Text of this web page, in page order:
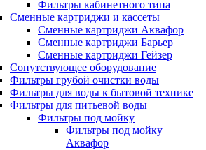
Фильтры кабинетного типа
Сменные картриджи и кассеты
Сменные картриджи Аквафор
Сменные картриджи Барьер
Сменные картриджи Гейзер
Сопутствующее оборудование
Фильтры грубой очистки воды
Фильтры для воды к бытовой технике
Фильтры для питьевой воды
Фильтры под мойку
Фильтры под мойку
Аквафор